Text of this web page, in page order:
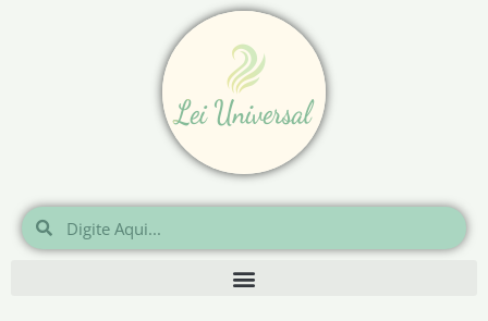
Pesquisar
Pesquisar